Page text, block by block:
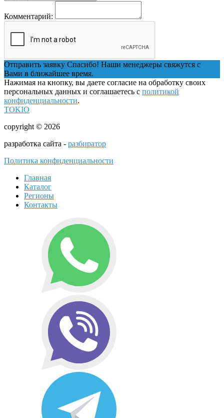
Комментарий:
Отправить заявку Спасибо! Наши менеджеры свяжутся с
Вами в ближайшее время.
Нажимая на кнопку, вы даете согласие на обработку своих
персональных данных и соглашаетесь с политикой
конфиденциальности.
TOKIO
copyright © 2026
разработка сайта - разбиратор
Политика конфиденциальности
Главная
Каталог
Регионы
Контакты